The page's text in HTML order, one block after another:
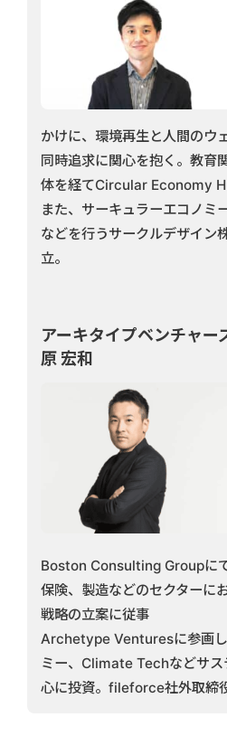
かけに、環境再生と人間のウ
同時追求に関心を抱く。教育
体を経てCircular Economy
また、サーキュラーエコノミ
などを行うサークルデザイン
立。
アーキタイプベンチャ
原 宏和
Boston Consulting Groupに
保険、製造などのセクターに
戦略の立案に従事
Archetype Venturesに参画し
ミー、Climate Techなどサス
心に投資。fileforce社外取締